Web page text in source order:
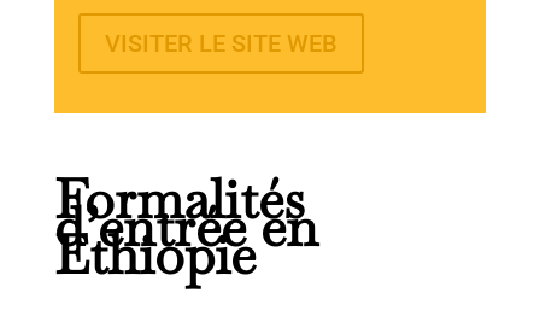
VISITER LE SITE WEB
Formalités
d’entrée en
Ethiopie